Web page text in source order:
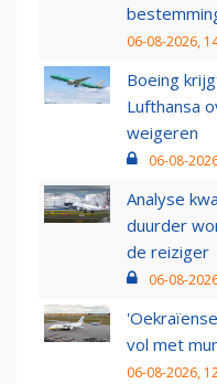
06-08-2026,
Boeing
Lufthansa
weigeren
06-08-
Analyse
duurder
de reiziger
06-08-
vol met
06-08-2026,